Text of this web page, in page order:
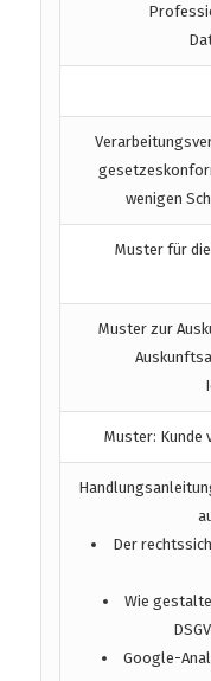
wenigen
Muster für
Muster zur
Muster: Kunde
Der
Wie
Google-